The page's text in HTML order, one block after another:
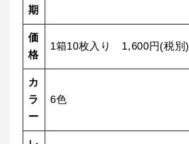
期
価
格
1箱10枚入り 1,600円(税別)
カ
ラ
ー
6色